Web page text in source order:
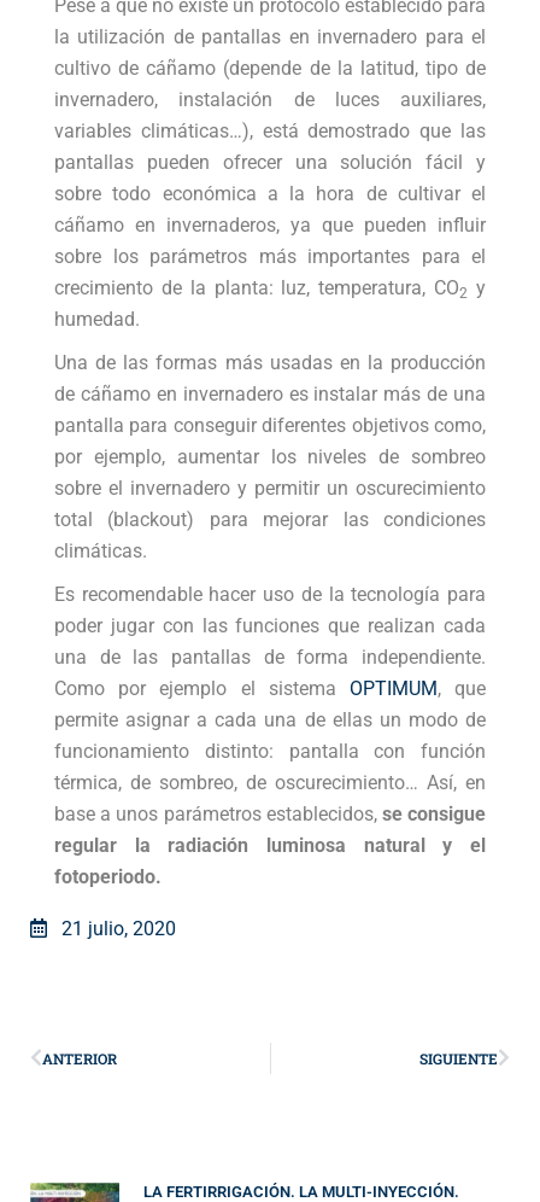
Pese a que no existe un protocolo establecido para
la utilización de pantallas en invernadero para el
cultivo de cáñamo (depende de la latitud, tipo de
invernadero, instalación de luces auxiliares,
variables climáticas…), está demostrado que las
pantallas pueden ofrecer una solución fácil y
sobre todo económica a la hora de cultivar el
cáñamo en invernaderos, ya que pueden influir
sobre los parámetros más importantes para el
crecimiento de la planta: luz, temperatura, CO2 y
humedad.
Una de las formas más usadas en la producción
de cáñamo en invernadero es instalar más de una
pantalla para conseguir diferentes objetivos como,
por ejemplo, aumentar los niveles de sombreo
sobre el invernadero y permitir un oscurecimiento
total (blackout) para mejorar las condiciones
climáticas.
Es recomendable hacer uso de la tecnología para
poder jugar con las funciones que realizan cada
una de las pantallas de forma independiente.
Como por ejemplo el sistema OPTIMUM, que
permite asignar a cada una de ellas un modo de
funcionamiento distinto: pantalla con función
térmica, de sombreo, de oscurecimiento… Así, en
base a unos parámetros establecidos, se consigue
regular la radiación luminosa natural y el
fotoperiodo.
21 julio, 2020
ANTERIOR SIGUIENTE
LA FERTIRRIGACIÓN. LA MULTI-INYECCIÓN.